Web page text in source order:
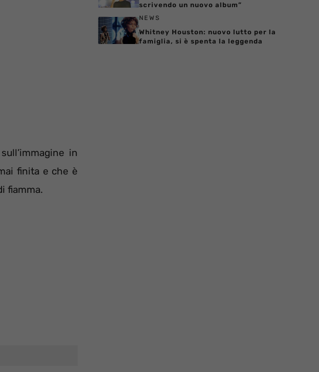
in
finita e che è
fiamma.
scrivendo un nuovo album”
NEWS
Whitney Houston: nuovo lutto per la
famiglia, si è spenta la leggenda